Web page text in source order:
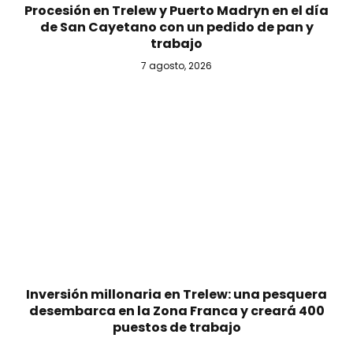
Procesión en Trelew y Puerto Madryn en el día
de San Cayetano con un pedido de pan y
trabajo
7 agosto, 2026
Inversión millonaria en Trelew: una pesquera
desembarca en la Zona Franca y creará 400
puestos de trabajo